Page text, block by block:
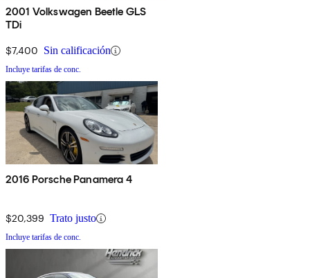
2001 Volkswagen Beetle GLS
TDi
$7,400 Sin calificación
Incluye tarifas de conc.
2016 Porsche Panamera 4
$20,399 Trato justo
Incluye tarifas de conc.